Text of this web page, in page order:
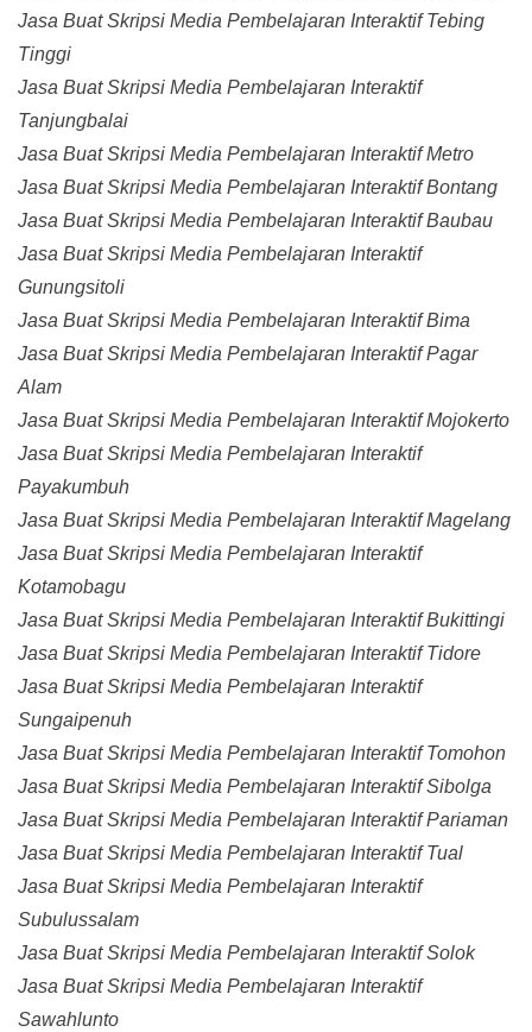
Jasa Buat Skripsi Media Pembelajaran Interaktif Tebing
Tinggi
Jasa Buat Skripsi Media Pembelajaran Interaktif
Tanjungbalai
Jasa Buat Skripsi Media Pembelajaran Interaktif Metro
Jasa Buat Skripsi Media Pembelajaran Interaktif Bontang
Jasa Buat Skripsi Media Pembelajaran Interaktif Baubau
Jasa Buat Skripsi Media Pembelajaran Interaktif
Gunungsitoli
Jasa Buat Skripsi Media Pembelajaran Interaktif Bima
Jasa Buat Skripsi Media Pembelajaran Interaktif Pagar
Alam
Jasa Buat Skripsi Media Pembelajaran Interaktif Mojokerto
Jasa Buat Skripsi Media Pembelajaran Interaktif
Payakumbuh
Jasa Buat Skripsi Media Pembelajaran Interaktif Magelang
Jasa Buat Skripsi Media Pembelajaran Interaktif
Kotamobagu
Jasa Buat Skripsi Media Pembelajaran Interaktif Bukittingi
Jasa Buat Skripsi Media Pembelajaran Interaktif Tidore
Jasa Buat Skripsi Media Pembelajaran Interaktif
Sungaipenuh
Jasa Buat Skripsi Media Pembelajaran Interaktif Tomohon
Jasa Buat Skripsi Media Pembelajaran Interaktif Sibolga
Jasa Buat Skripsi Media Pembelajaran Interaktif Pariaman
Jasa Buat Skripsi Media Pembelajaran Interaktif Tual
Jasa Buat Skripsi Media Pembelajaran Interaktif
Subulussalam
Jasa Buat Skripsi Media Pembelajaran Interaktif Solok
Jasa Buat Skripsi Media Pembelajaran Interaktif
Sawahlunto